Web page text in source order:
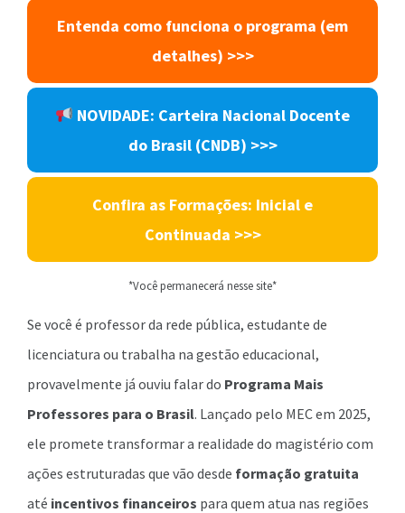
Entenda como funciona o programa (em
detalhes) >>>
NOVIDADE: Carteira Nacional Docente
do Brasil (CNDB) >>>
Confira as Formações: Inicial e
Continuada >>>
*Você permanecerá nesse site*
Se você é professor da rede pública, estudante de
licenciatura ou trabalha na gestão educacional,
provavelmente já ouviu falar do Programa Mais
Professores para o Brasil. Lançado pelo MEC em 2025,
ele promete transformar a realidade do magistério com
ações estruturadas que vão desde formação gratuita
até incentivos financeiros para quem atua nas regiões